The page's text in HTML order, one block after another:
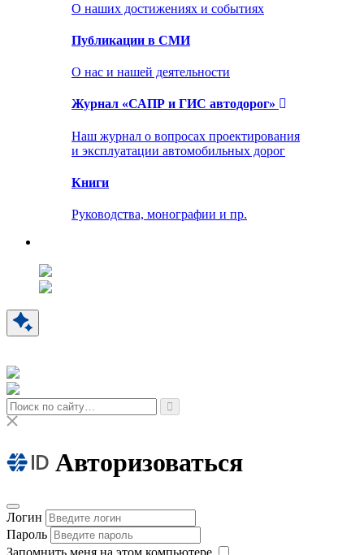
О наших достижениях и событиях
Публикации в СМИ
О нас и нашей деятельности
Журнал «САПР и ГИС автодорог»
Наш журнал о вопросах проектирования
и эксплуатации автомобильных дорог
Книги
Руководства, монографии и пр.
Авторизоваться
Логин
Пароль